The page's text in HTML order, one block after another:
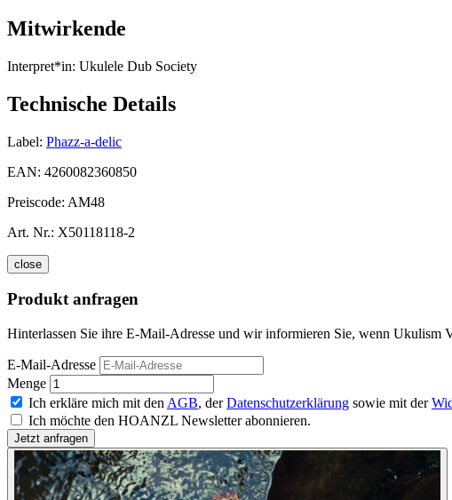
Mitwirkende
Interpret*in: Ukulele Dub Society
Technische Details
Label: Phazz-a-delic
EAN: 4260082360850
Preiscode: AM48
Art. Nr.: X50118118-2
close
Produkt anfragen
Hinterlassen Sie ihre E-Mail-Adresse und wir informieren Sie, wenn Ukulism
E-Mail-Adresse
Menge
Ich erkläre mich mit den AGB, derDatenschutzerklärung sowie mit der
Ich möchte den HOANZL Newsletter abonnieren.